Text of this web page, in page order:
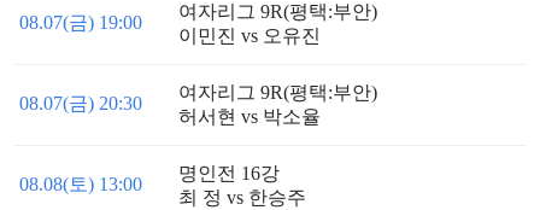
08.07(금) 19:00
여자리그 9R(평택:부안)
이민진 vs 오유진
08.07(금) 20:30
여자리그 9R(평택:부안)
허서현 vs 박소율
08.08(토) 13:00
명인전 16강
최 정 vs 한승주